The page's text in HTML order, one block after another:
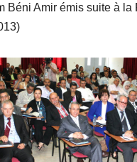
Béni Amir émis suite à